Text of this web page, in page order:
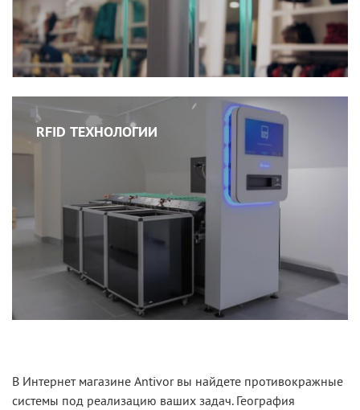
RFID ТЕХНОЛОГИИ
В Интернет магазине Antivor вы найдете противокражные
системы под реализацию ваших задач. География